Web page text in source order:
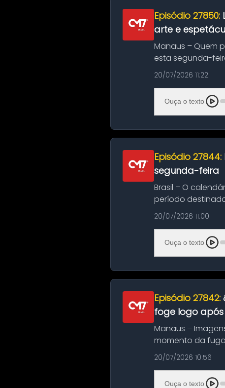
Episódio 27850:
arte e
Manaus – Quem
esta segunda-
história das ...
20/07/2026 11:22
Ouça o texto
Episódio 27844:
segunda-feira
Brasil – O
período
oficializa...
20/07/2026 11:00
Ouça o texto
Episódio 27842:
foge logo após
Manaus –
momento da
noite deste último
20/07/2026 10:56
Ouça o texto